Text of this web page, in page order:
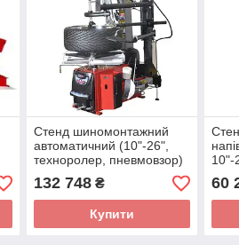
Стенд шиномонтажний
автоматичний (10"-26",
техноролер, пневмовзор)
BRIGHT GT887N-AL390
380V
132 748₴
Купити
10"-
60